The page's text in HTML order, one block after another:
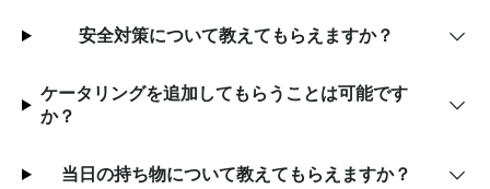
安全対策について教えてもらえますか？
ケータリングを追加してもらうことは可能です
か？
当日の持ち物について教えてもらえますか？